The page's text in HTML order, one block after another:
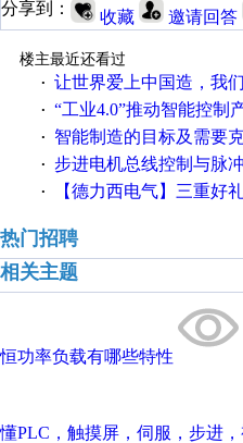
分享到： 收藏 邀请回答
楼主最近还看过
· 让世界爱上中国造，我们该
· “工业4.0”推动智能控制
· 智能制造的目标及需要克服
· 步进电机总线控制与脉冲控
· 【德力西电气】三重好礼，
热门招聘
相关主题
恒功率负载有哪些特性
懂PLC，触摸屏，伺服，步进，